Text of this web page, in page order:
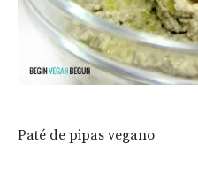
Paté de pipas vegano